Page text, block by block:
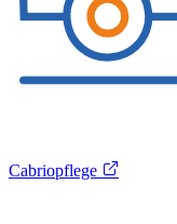
Cabriopflege